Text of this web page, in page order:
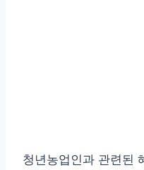
청년농업인과 관련된